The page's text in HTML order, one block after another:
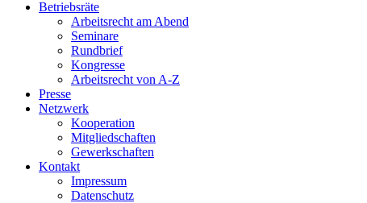
Betriebsräte
Arbeitsrecht am Abend
Seminare
Rundbrief
Kongresse
Arbeitsrecht von A-Z
Presse
Netzwerk
Kooperation
Mitgliedschaften
Gewerkschaften
Kontakt
Impressum
Datenschutz